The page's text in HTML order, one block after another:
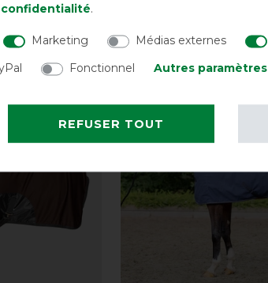
-10%
.
Marketing Médias externes
Fonctionnel Autres paramètres
REFUSER TOUT